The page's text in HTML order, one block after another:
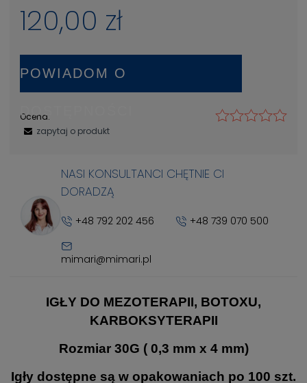
120,00 zł
POWIADOM O
DOSTĘPNOŚCI
Ocena:
zapytaj o produkt
NASI KONSULTANCI CHĘTNIE CI
DORADZĄ
+48 792 202 456 +48 739 070 500
mimari@mimari.pl
IGŁY DO MEZOTERAPII, BOTOXU,
KARBOKSYTERAPII
Rozmiar 30G ( 0,3 mm x 4 mm)
Igły dostępne są w opakowaniach po 100 szt.